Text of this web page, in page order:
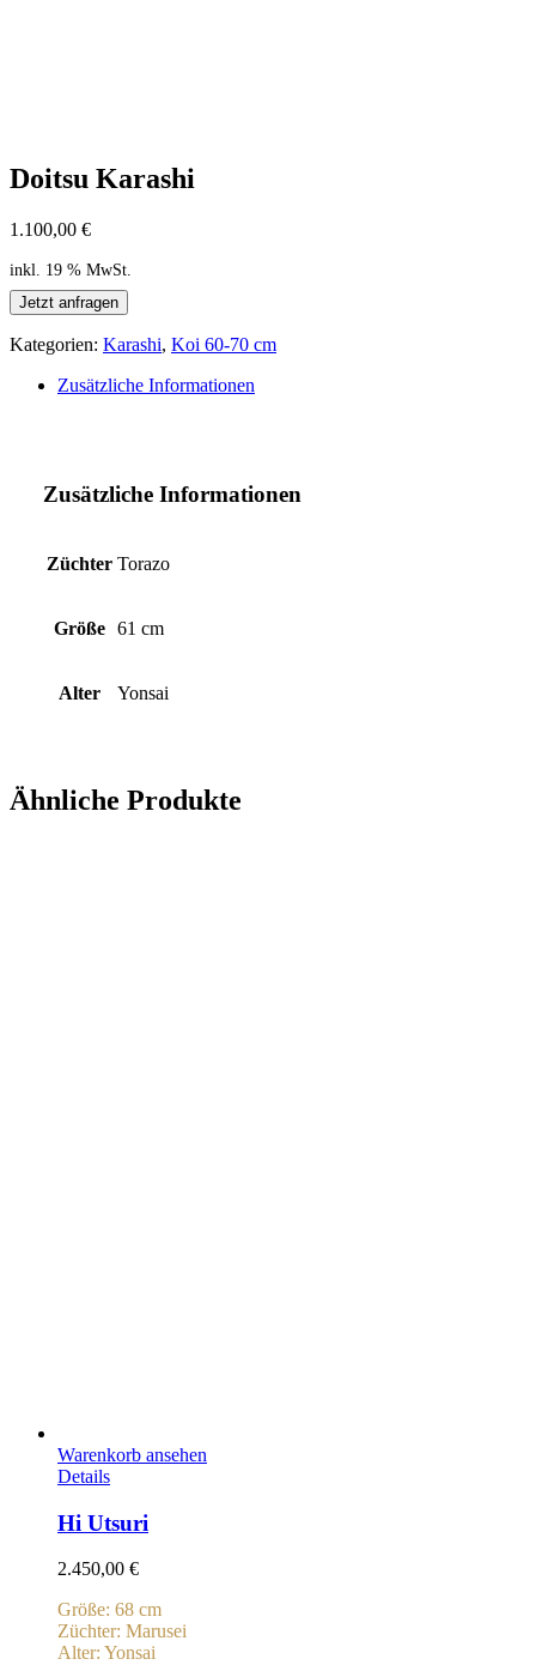
Doitsu Karashi
1.100,00 €
inkl. 19 % MwSt.
Jetzt anfragen
Kategorien: Karashi, Koi 60-70 cm
Zusätzliche Informationen
Zusätzliche Informationen
Züchter Torazo
Größe 61 cm
Alter Yonsai
Ähnliche Produkte
Warenkorb ansehen
Details
Hi Utsuri
2.450,00 €
Größe: 68 cm
Züchter: Marusei
Alter: Yonsai